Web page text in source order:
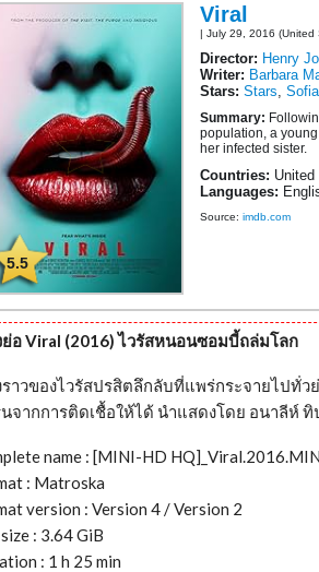
5.5
Viral
| July 29, 2016 (United
Director: Henry
Writer: Barbara
Stars: Stars
Summary:
population, a
her infected sister.
Countries: United
Languages:
Source: imdb.com
ย่อ Viral (2016) ไวรัสหนอนซอมบี้ถล่มโลก
ราวของไวรัสปรสิตลึกลับที่แพร่กระจายไปทั่ว
จากการติดเชื้อให้ได้ นำแสดงโดย อนาลีห์
name : [MINI-HD
: Matroska
version : Version 4 / Version 2
: 3.64 GiB
: 1 h 25 min